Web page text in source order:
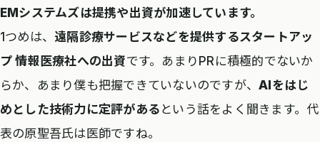
ン[3902]
バリューHR[6078] 138 57.4 90
Ubicom HD[3937] 157 73.7 90
データホライゾン[3628]
EMシステムズは提携や出資が加速しています。
1つめは、 遠隔診療サービスなどを提供するスタートアッ
プ 情報医療社への出資です。あまりPRに積極的でないか
らか、あまり僕も把握できていないのですが、AIをはじ
めとした技術力に定評がある という話をよく聞きます。代
表の原聖吾氏は医師ですね。